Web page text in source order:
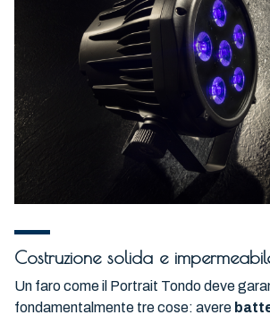
Costruzione solida e
Un faro come il Portrait Tondo deve
fondamentalmente tre cose: avere